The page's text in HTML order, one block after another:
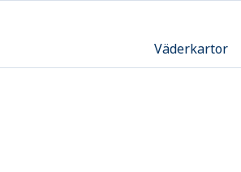
Väderkartor